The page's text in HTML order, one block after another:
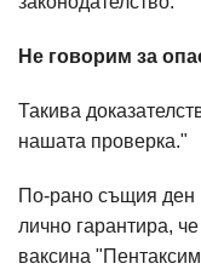
Не говорим за
Такива
нашата проверка."
По-рано същия ден
лично гарантира,
ваксина